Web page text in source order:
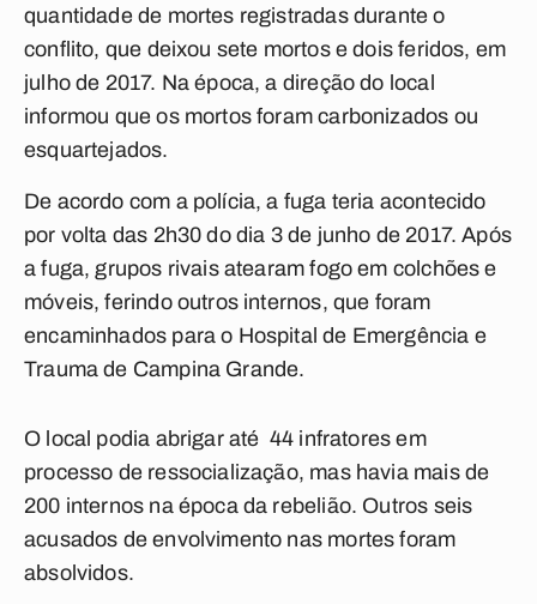
quantidade de mortes registradas durante o
conflito, que deixou sete mortos e dois feridos, em
julho de 2017. Na época, a direção do local
informou que os mortos foram carbonizados ou
esquartejados.
De acordo com a polícia, a fuga teria acontecido
por volta das 2h30 do dia 3 de junho de 2017. Após
a fuga, grupos rivais atearam fogo em colchões e
móveis, ferindo outros internos, que foram
encaminhados para o Hospital de Emergência e
Trauma de Campina Grande.
O local podia abrigar até 44 infratores em
processo de ressocialização, mas havia mais de
200 internos na época da rebelião. Outros seis
acusados de envolvimento nas mortes foram
absolvidos.